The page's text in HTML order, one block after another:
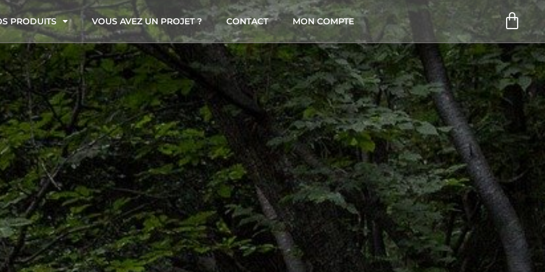
PRODUITS VOUS AVEZ UN PROJET ? CONTACT MON COMPTE